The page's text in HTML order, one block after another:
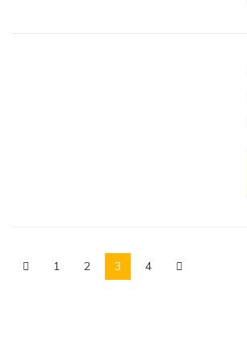
1 2 3 4